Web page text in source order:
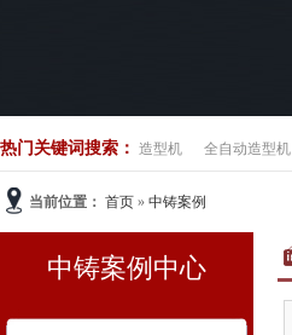
热门关键词搜索： 造型机 全自动造型机
当前位置： 首页 » 中铸案例
中铸案例中心